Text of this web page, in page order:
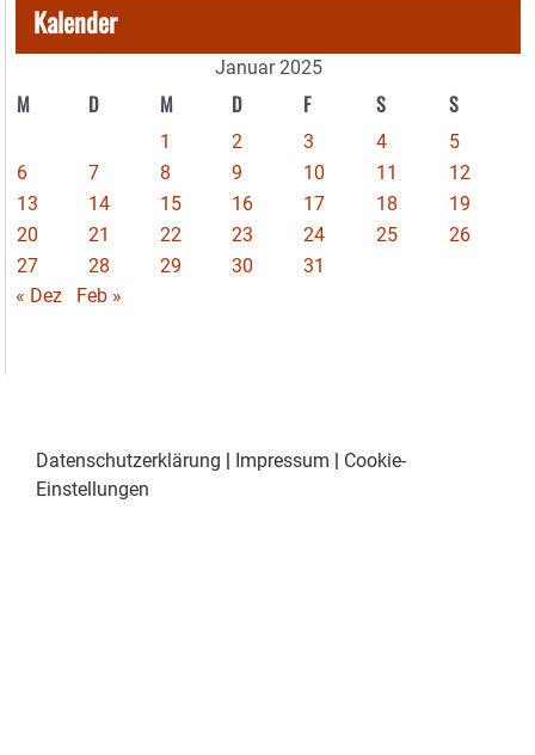
Kalender
Januar 2025
M D M D F S S
1 2 3 4
5
6
7 8 9 10 11
12
13
14 15 16 17 18
19
20
21 22 23 24 25
26
27
28 29 30
31
« Dez
Feb »
Datenschutzerklärung | Impressum | Cookie-
Einstellungen